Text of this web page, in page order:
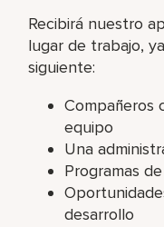
Recibirá nuestro
lugar de trabajo,
siguiente:
Compañeros
equipo
Una
Programas
desarrollo